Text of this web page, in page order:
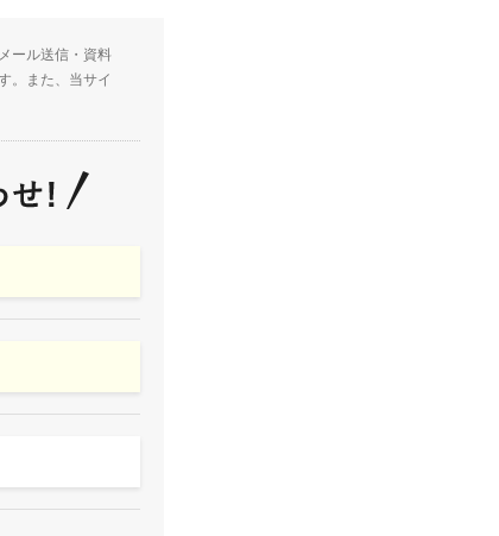
ール送信・資料
。また、当サイ